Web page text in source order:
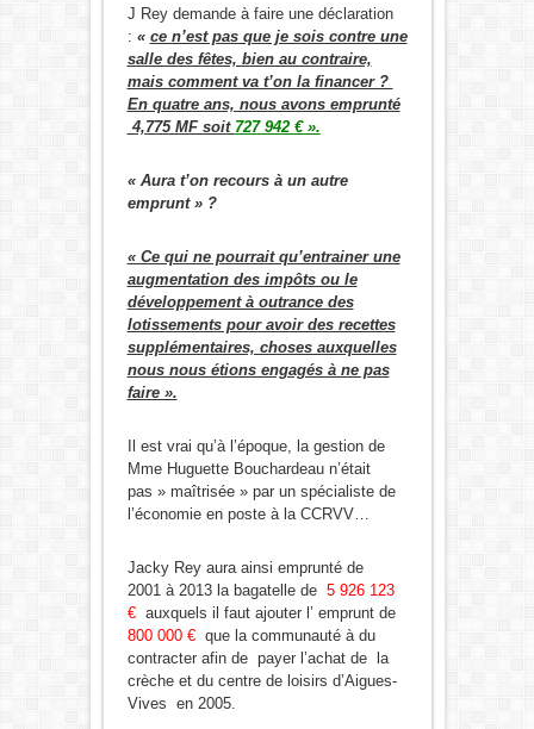
J Rey demande à faire une déclaration
: « ce n’est pas que je sois contre une
salle des fêtes, bien au contraire,
mais comment va t’on la financer ?
En quatre ans, nous avons emprunté
4,775 MF soit 727 942 € ».
« Aura t’on recours à un autre
emprunt » ?
« Ce qui ne pourrait qu’entrainer une
augmentation des impôts ou le
développement à outrance des
lotissements pour avoir des recettes
supplémentaires, choses auxquelles
nous nous étions engagés à ne pas
faire ».
Il est vrai qu’à l’époque, la gestion de
Mme Huguette Bouchardeau n’était
pas » maîtrisée » par un spécialiste de
l’économie en poste à la CCRVV…
Jacky Rey aura ainsi emprunté de
2001 à 2013 la bagatelle de5 926 123
€auxquels il faut ajouter l’ emprunt de
800 000 € que la communauté à du
contracter afin de payer l’achat de la
crèche et du centre de loisirs d’Aigues-
Vives en 2005.